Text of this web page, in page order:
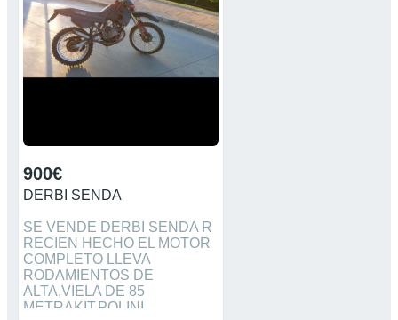
900€
DERBI SENDA
SE VENDE DERBI SENDA R
RECIEN HECHO EL MOTOR
COMPLETO LLEVA
RODAMIENTOS DE
ALTA,VIELA DE 85
METRAKIT,POLINI